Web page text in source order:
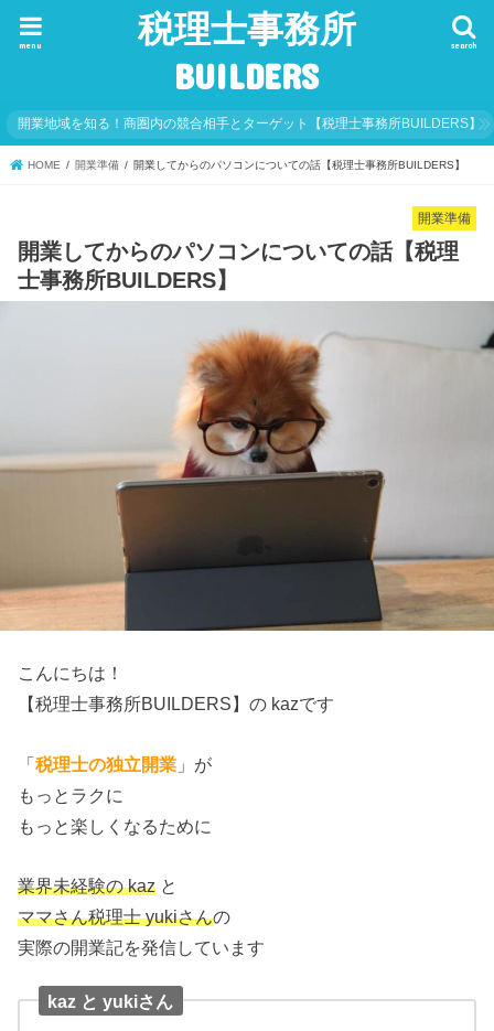
税理士事務所
BUILDERS
search
menu
開業地域を知る！商圏内の競合相手とターゲット【税理士事務所BUILDERS】
HOME 開業準備 開業してからのパソコンについての話【税理士事務所BUILDERS】
開業準備
開業してからのパソコンについての話【税理
士事務所BUILDERS】
こんにちは！
【税理士事務所BUILDERS】の kazです
「税理士の独立開業 」が
もっとラクに
もっと楽しくなるために
業界未経験の kaz と
ママさん税理士 yukiさんの
実際の開業記を発信しています
kaz と yukiさん